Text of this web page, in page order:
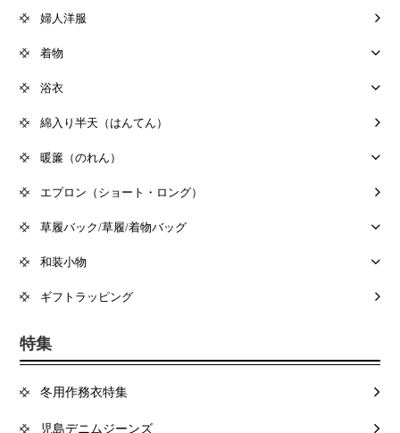
婦人洋服
着物
浴衣
綿入り半天（はんてん）
暖簾（のれん）
エプロン（ショート・ロング）
草履バック/草履/着物バッグ
和装小物
ギフトラッピング
特集
冬用作務衣特集
児島デニムジーンズ